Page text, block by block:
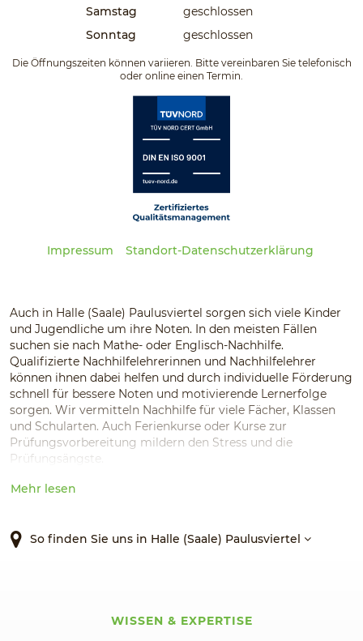
Samstag
geschlossen
Sonntag
geschlossen
Die Öffnungszeiten können variieren. Bitte vereinbaren Sie telefonisch
oder online einen Termin.
Impressum Standort-Datenschutzerklärung
Auch in Halle (Saale) Paulusviertel sorgen sich viele Kinder
und Jugendliche um ihre Noten. In den meisten Fällen
suchen sie nach Mathe- oder Englisch-Nachhilfe.
Qualifizierte Nachhilfelehrerinnen und Nachhilfelehrer
können ihnen dabei helfen und durch individuelle Förderung
schnell für bessere Noten und motivierende Lernerfolge
sorgen. Wir vermitteln Nachhilfe für viele Fächer, Klassen
und Schularten. Auch Ferienkurse oder Kurse zur
Prüfungsvorbereitung mildern den Stress und die
Prüfungsängste.
Mehr lesen
So finden Sie uns in Halle (Saale) Paulusviertel
WISSEN & EXPERTISE